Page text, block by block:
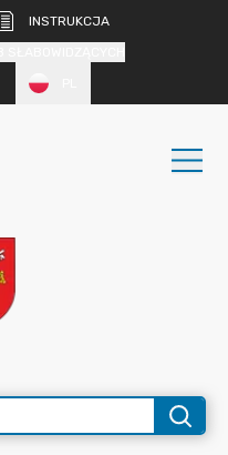
INSTRUKCJA